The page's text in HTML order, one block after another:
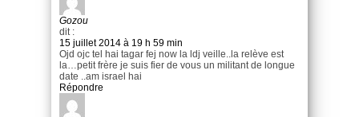
Gozou
dit :
15 juillet 2014 à 19 h 59 min
Ojd ojc tel hai tagar fej now la ldj veille..la relève est
la…petit frère je suis fier de vous un militant de longue
date ..am israel hai
Répondre